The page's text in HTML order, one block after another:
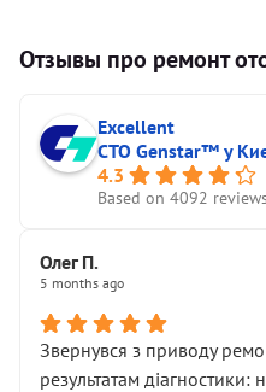
Отзывы про ремонт
Excellent
СТО Genstar™ у
4.3
Based on 4092 reviews
Олег П.
5 months ago
Звернувся з приводу
результатам діагностики: